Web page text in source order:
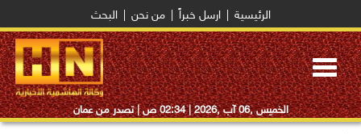
الرئيسية ارسل خبراً من نحن البحث
Toggle
navigation
الخميس ,06 آب ,2026 | 02:34 ص | تصدر من عمان